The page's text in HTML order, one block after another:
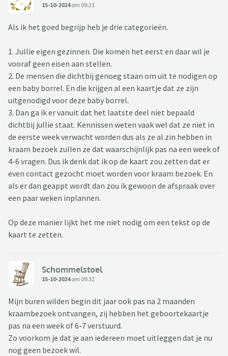
15-10-2024om 09:21
Als ik het goed begrijp heb je drie categorieën.
1. Jullie eigen gezinnen. Die komen het eerst en daar wil je
vooraf geen eisen aan stellen.
2. De mensen die dichtbij genoeg staan om uit te nodigen op
een baby borrel. En die krijgen al een kaartje dat ze zijn
uitgenodigd voor deze baby borrel.
3. Dan ga ik er vanuit dat het laatste deel niet bepaald
dichtbij jullie staat. Kennissen weten vaak wel dat ze niet in
de eerste week verwacht worden dus als ze al zin hebben in
kraam bezoek zullen ze dat waarschijnlijk pas na een week of
4-6 vragen. Dus ik denk dat ik op de kaart zou zetten dat er
even contact gezocht moet worden voor kraam bezoek. En
als er dan geappt wordt dan zou ik gewoon de afspraak over
een paar weken inplannen.
Op deze manier lijkt het me niet nodig om een tekst op de
kaart te zetten.
Schommelstoel
15-10-2024om 09:32
Mijn buren wilden begin dit jaar ook pas na 2 maanden
kraambezoek ontvangen, zij hebben het geboortekaartje
pas na een week of 6-7 verstuurd.
Zo voorkom je dat je aan iedereen moet uitleggen dat je nu
nog geen bezoek wil.